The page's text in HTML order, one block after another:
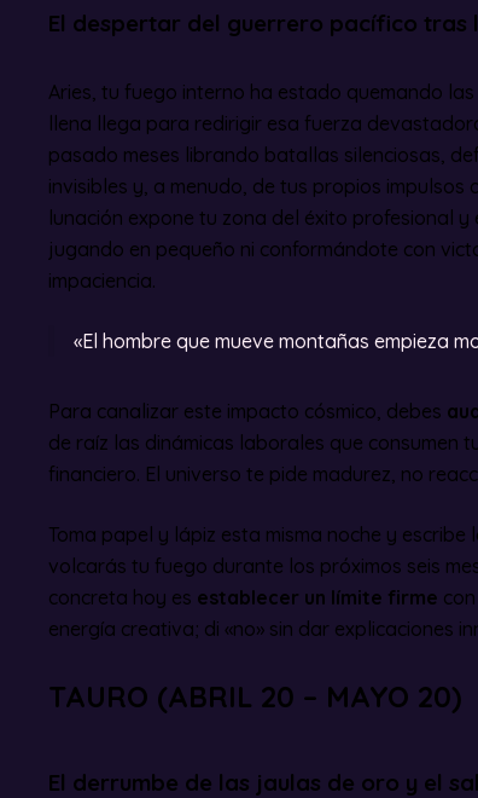
El despertar del guerrero pacífico
Aries, tu fuego interno ha estado quemando
llena llega para redirigir esa fuerza
pasado meses librando batallas silenciosas,
invisibles y, a menudo, de tus propios
lunación expone tu zona del éxito profesional
jugando en pequeño ni conformándote con
impaciencia.
«El hombre que mueve montañas empieza
Para canalizar este impacto cósmico, debes
de raíz las dinámicas laborales que consumen
financiero. El universo te pide madurez, no
Toma papel y lápiz esta misma noche y
volcarás tu fuego durante los próximos seis
concreta hoy es establecer un límite firme
energía creativa; di «no» sin dar explicaciones
TAURO (ABRIL 20 – MAYO 20)
El derrumbe de las jaulas de oro y el